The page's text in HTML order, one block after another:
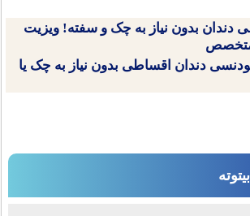
دندان بدون نیاز به چک و سفته! ویزیت
متخصص
دندان اقساطی بدون نیاز به چک یا